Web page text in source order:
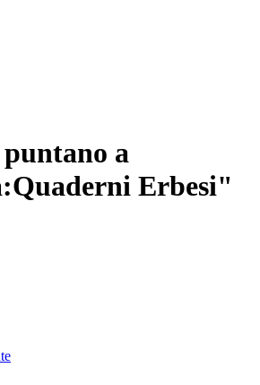
puntano a
Erbesi"